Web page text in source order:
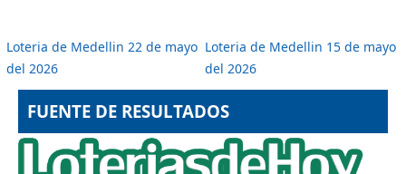
Loteria de Medellin 22 de mayo
del 2026
Loteria de Medellin 15 de mayo
del 2026
FUENTE DE RESULTADOS